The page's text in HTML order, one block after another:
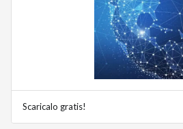
Scaricalo gratis!